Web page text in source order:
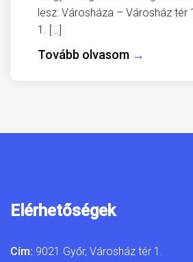
lesz: Városháza – Városház tér
1. […]
Tovább olvasom →
Elérhetőségek
Cím: 9021 Győr, Városház tér 1.